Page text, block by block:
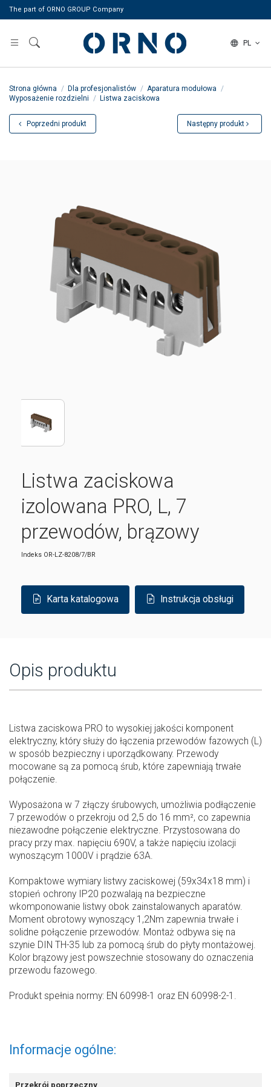
The part of ORNO GROUP Company
PL
Strona główna Dla profesjonalistów
Aparatura modułowa
Wyposażenie rozdzielni
Listwa zaciskowa
Poprzedni produkt Następny produkt
Listwa zaciskowa
izolowana PRO, L, 7
przewodów, brązowy
Indeks OR-LZ-8208/7/BR
Karta katalogowa Instrukcja obsługi
Opis produktu
Listwa zaciskowa PRO to wysokiej jakości komponent
elektryczny, który służy do łączenia przewodów fazowych (L)
w sposób bezpieczny i uporządkowany. Przewody
mocowane są za pomocą śrub, które zapewniają trwałe
połączenie.
Wyposażona w 7 złączy śrubowych, umożliwia podłączenie
7 przewodów o przekroju od 2,5 do 16 mm², co zapewnia
niezawodne połączenie elektryczne. Przystosowana do
pracy przy max. napięciu 690V, a także napięciu izolacji
wynoszącym 1000V i prądzie 63A.
Kompaktowe wymiary listwy zaciskowej (59x34x18 mm) i
stopień ochrony IP20 pozwalają na bezpieczne
wkomponowanie listwy obok zainstalowanych aparatów.
Moment obrotowy wynoszący 1,2Nm zapewnia trwałe i
solidne połączenie przewodów. Montaż odbywa się na
szynie DIN TH-35 lub za pomocą śrub do płyty montażowej.
Kolor brązowy jest powszechnie stosowany do oznaczenia
przewodu fazowego.
Produkt spełnia normy: EN 60998-1 oraz EN 60998-2-1.
Informacje ogólne:
Przekrój poprzeczny